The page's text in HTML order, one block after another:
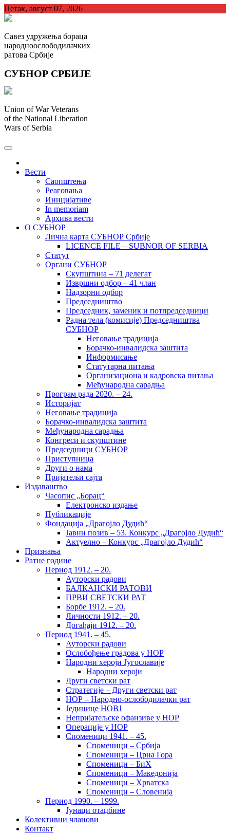
Skip
to
Петак, август 07, 2026
Савез удружења бораца
народноослободилачких
ратова Србије
СУБНОР СРБИЈЕ
Union of War Veterans
of the National Liberation
Wars of Serbia
Вести
Саопштења
Реаговања
Иницијативе
In memoriam
Архива вести
О СУБНОР
Лична карта СУБНОР Србије
LICENCE FILE – SUBNOR OF SERBIA
Статут
Органи СУБНОР
Скупштина – 71 делегат
Извршни одбор – 41 члан
Надзорни одбор
Председништво
Председник, заменик и потпредседници
Радна тела (комисије) Председништва
СУБНОР
Неговање традиција
Борачко-инвалидска заштита
Информисање
Статутарна питања
Организациона и кадровска питања
Међународна сарадња
Програм рада 2020. – 24.
Историјат
Неговање традиција
Борачко-инвалидска заштита
Међународна сарадња
Конгреси и скупштине
Председници СУБНОР
Приступница
Други о нама
Пријатељи сајта
Издаваштво
Часопис „Борац“
Електронско издање
Публикације
Фондација „Драгојло Дудић“
Јавни позив – 53. Конкурс „Драгојло Дудић“
Актуелно – Конкурс „Драгојло Дудић“
Признања
Ратне године
Период 1912. – 20.
Ауторски радови
БАЛКАНСКИ РАТОВИ
ПРВИ СВЕТСКИ РАТ
Борбе 1912. – 20.
Личности 1912. – 20.
Догађаји 1912. – 20.
Период 1941. – 45.
Ауторски радови
Ослобођење градова у НОР
Народни хероји Југославије
Народни хероји
Други светски рат
Стратегије – Други светски рат
НОР – Народно-ослободилачки рат
Јединице НОВЈ
Непријатељске офанзиве у НОР
Операције у НОР
Споменици 1941. – 45.
Споменици – Србија
Споменици – Црна Гора
Споменици – БиХ
Споменици – Македонија
Споменици – Хрватска
Споменици – Словенија
Период 1990. – 1999.
Јунаци отаџбине
Колективни чланови
Контакт